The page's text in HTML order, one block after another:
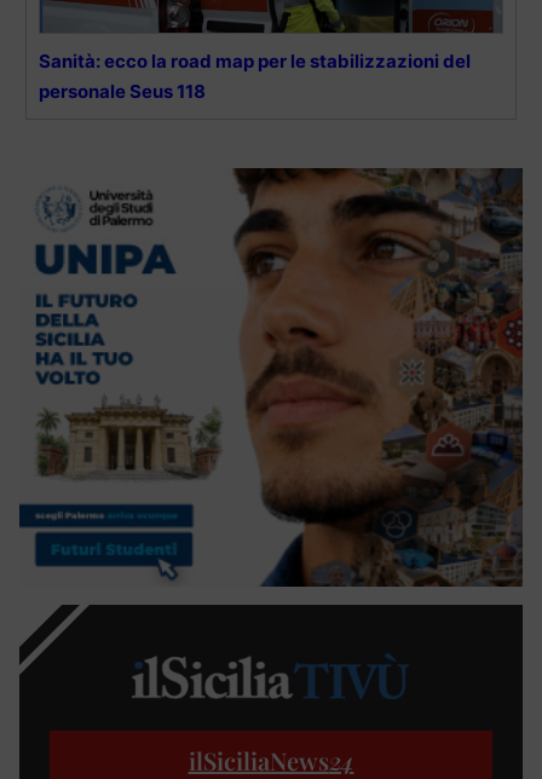
Sanità: ecco la road map per le stabilizzazioni del
personale Seus 118
ilSiciliaNews24